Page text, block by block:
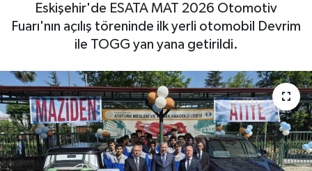
Eskişehir'de ESATA MAT 2026 Otomotiv
Fuarı'nın açılış töreninde ilk yerli otomobil Devrim
ile TOGG yan yana getirildi.
Ekonomi
Yaşam
Resmi ilanlar
Son Dakika Haberleri